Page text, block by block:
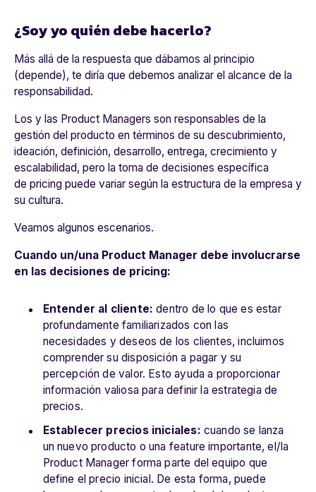
¿Soy yo quién debe hacerlo?
Más allá de la respuesta que dábamos al principio
(depende), te diría que debemos analizar el alcance de la
responsabilidad.
Los y las Product Managers son responsables de la
gestión del producto en términos de su descubrimiento,
ideación, definición, desarrollo, entrega, crecimiento y
escalabilidad, pero la toma de decisiones específica
de pricing puede variar según la estructura de la empresa y
su cultura.
Veamos algunos escenarios.
Cuando un/una Product Manager debe involucrarse
en las decisiones de pricing:
Entender al cliente: dentro de lo que es estar
profundamente familiarizados con las
necesidades y deseos de los clientes, incluimos
comprender su disposición a pagar y su
percepción de valor. Esto ayuda a proporcionar
información valiosa para definir la estrategia de
precios.
Establecer precios iniciales: cuando se lanza
un nuevo producto o una feature importante, el/la
Product Manager forma parte del equipo que
define el precio inicial. De esta forma, puede